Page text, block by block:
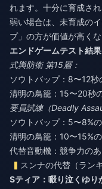
れます。十分に育成さ
弱い場合は、未育成の
プ」の方が価値が高くな
エンドゲームテスト結果
式輿防衛 第15層：
ソウトバップ：8〜12秒
清明の鳥籠：15〜20秒
要員試練（Deadly
ソウトバップ：5〜8%
清明の鳥籠：10〜15%
代替音動機：競争力の
スンナの代替（ラン
Sティア：啜り泣くゆり